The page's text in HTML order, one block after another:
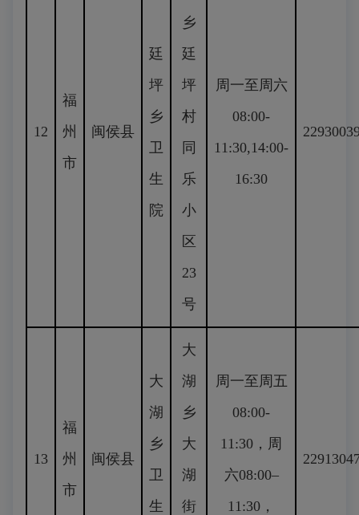
12
福
州
市
闽侯县
廷
坪
乡
卫
生
院
乡
廷
坪
村
同
乐
小
区
23
号
周一至周六
08:00-
11:30,14:00-
16:30
13
福
州
市
闽侯县
大
湖
乡
卫
生
大
湖
乡
大
湖
街
周一至周五
08:00-
11:30，周
六08:00–
11:30，